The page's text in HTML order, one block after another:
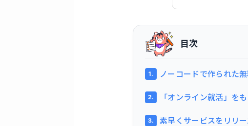
目次
ノーコードで作られた
「オンライン就活」を
素早くサービスをリリ